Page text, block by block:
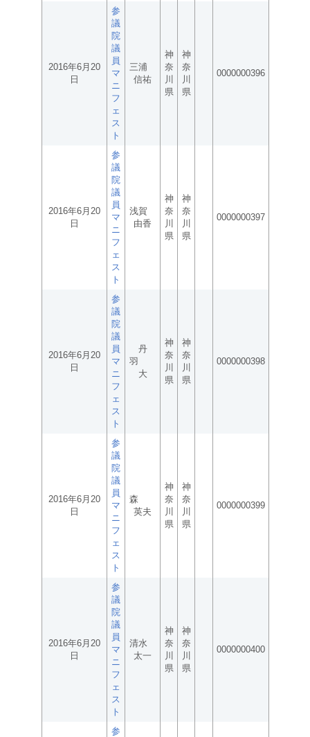
2016年6月20
日
参
議
院
議
員
マ
ニ
フ
ェ
ス
ト
三浦
信祐
神
奈
川
県
神
奈
川
県
0000000396
2016年6月20
日
参
議
院
議
員
マ
ニ
フ
ェ
ス
ト
浅賀
由香
神
奈
川
県
神
奈
川
県
0000000397
2016年6月20
日
参
議
院
議
員
マ
ニ
フ
ェ
ス
ト
丹
羽
大
神
奈
川
県
神
奈
川
県
0000000398
2016年6月20
日
参
議
院
議
員
マ
ニ
フ
ェ
ス
ト
森
英夫
神
奈
川
県
神
奈
川
県
0000000399
2016年6月20
日
参
議
院
議
員
マ
ニ
フ
ェ
ス
ト
清水
太一
神
奈
川
県
神
奈
川
県
0000000400
参